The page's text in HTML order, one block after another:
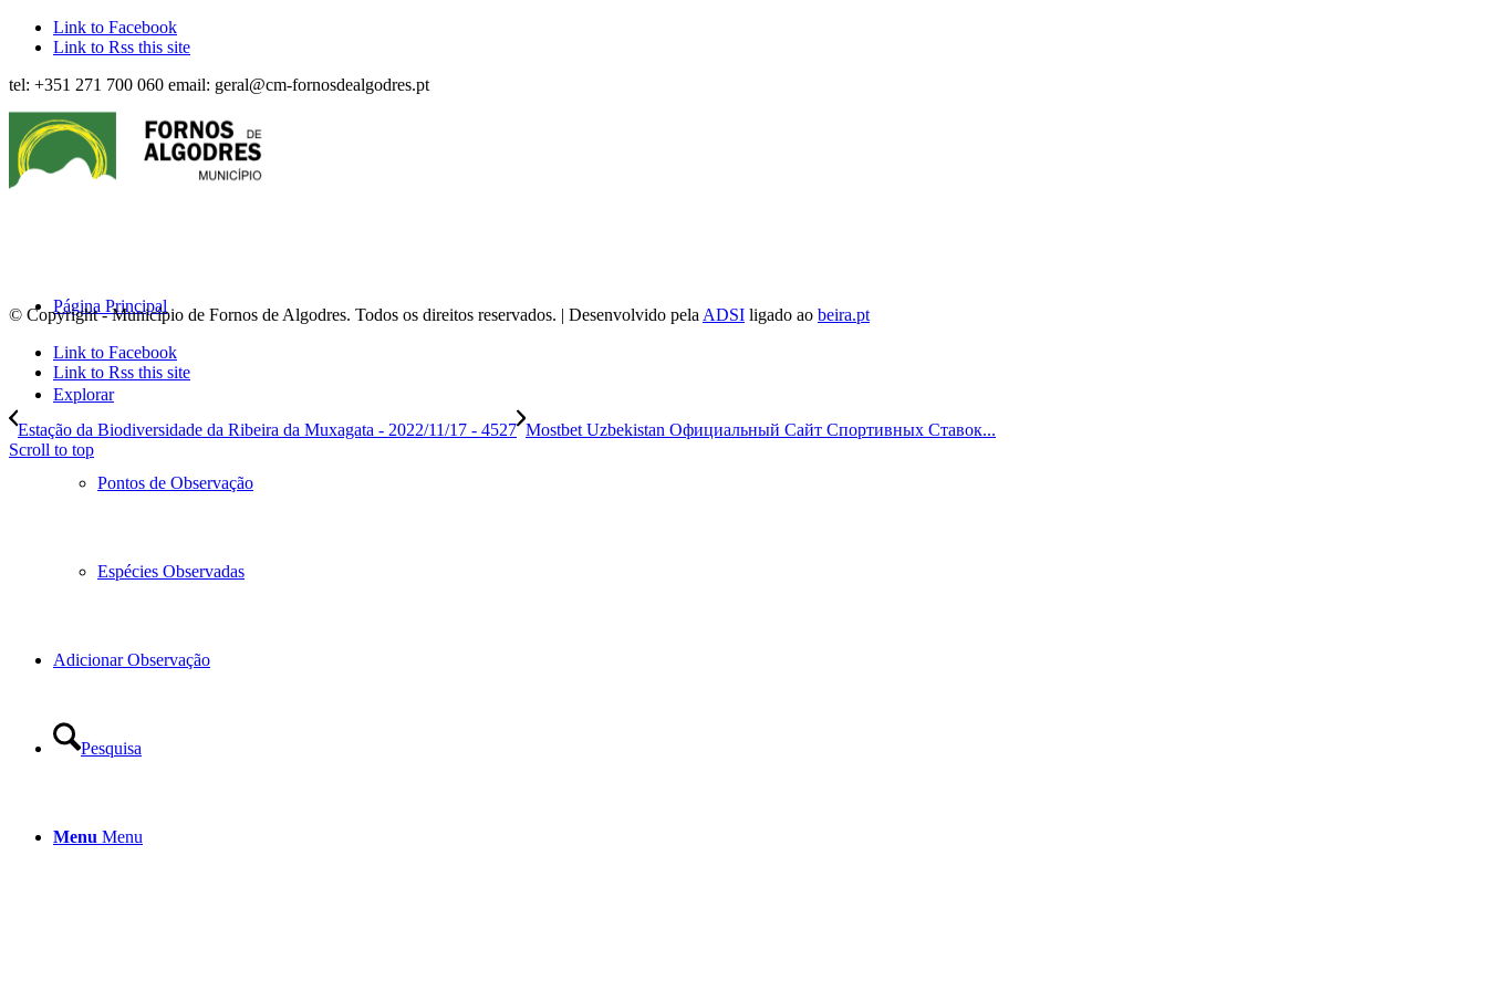
Link to Facebook
Link to Rss this site
tel: +351 271 700 060 email: geral@cm-fornosdealgodres.pt
Página Principal
Explorar
Pontos de Observação
Espécies Observadas
Adicionar Observação
Pesquisa
Menu Menu
© Copyright - Município de Fornos de Algodres. Todos os direitos reservados. | Desenvolvido pela ADSI ligado ao beira.pt
Link to Facebook
Link to Rss this site
Estação da Biodiversidade da Ribeira da Muxagata - 2022/11/17 - 4527 Mostbet Uzbekistan Официальный Сайт Спортивных Ставок...
Scroll to top